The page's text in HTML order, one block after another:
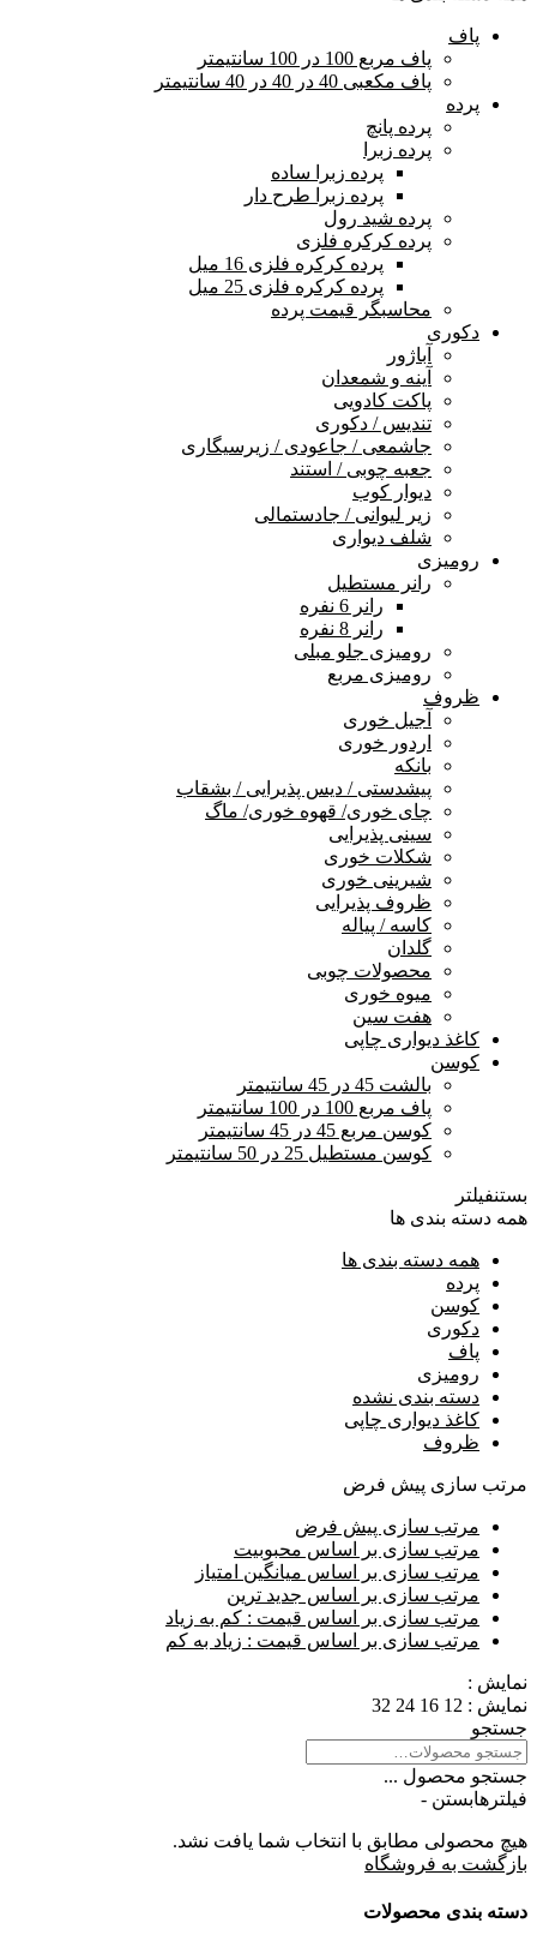
پاف
پاف مربع 100 در 100 سانتیمتر
پاف مکعبی 40 در 40 در 40 سانتیمتر
پرده
پرده پانچ
پرده زبرا
پرده زبرا ساده
پرده زبرا طرح دار
پرده شید رول
پرده کرکره فلزی
پرده کرکره فلزی 16 میل
پرده کرکره فلزی 25 میل
محاسبگر قیمت پرده
دکوری
آباژور
آینه و شمعدان
پاکت کادویی
تندیس / دکوری
جاشمعی / جاعودی / زیرسیگاری
جعبه چوبی / استند
دیوار کوب
زیر لیوانی / جادستمالی
شلف دیواری
رومیزی
رانر مستطیل
رانر 6 نفره
رانر 8 نفره
رومیزی جلو مبلی
رومیزی مربع
ظروف
آجیل خوری
اردور خوری
بانکه
پیشدستی / دیس پذیرایی / بشقاب
چای خوری/ قهوه خوری/ ماگ
سینی پذیرایی
شکلات خوری
شیرینی خوری
ظروف پذیرایی
کاسه / پیاله
گلدان
محصولات چوبی
میوه خوری
هفت سین
کاغذ دیواری چاپی
کوسن
بالشت 45 در 45 سانتیمتر
پاف مربع 100 در 100 سانتیمتر
کوسن مربع 45 در 45 سانتیمتر
کوسن مستطیل 25 در 50 سانتیمتر
بستنفیلتر
همه دسته بندی ها
همه دسته بندی ها
پرده
کوسن
دکوری
پاف
رومیزی
دسته بندی نشده
کاغذ دیواری چاپی
ظروف
مرتب سازی پیش فرض
مرتب سازی پیش فرض
مرتب سازی بر اساس محبوبیت
مرتب سازی بر اساس میانگین امتیاز
مرتب سازی بر اساس جدید ترین
مرتب سازی بر اساس قیمت : کم به زیاد
مرتب سازی بر اساس قیمت : زیاد به کم
نمایش :
نمایش : 12
16
24
32
جستجو
جستجو محصول ...
فیلترهابستن -
هیچ محصولی مطابق با انتخاب شما یافت نشد.
بازگشت به فروشگاه
دسته بندی محصولات